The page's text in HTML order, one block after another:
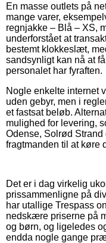
En masse outlets på
mange varer,
regnjakke – Blå – XS,
underforstået at
bestemt klokkeslæt,
sandsynligt kan nå at
personalet har fyraften.
Nogle enkelte internet
uden gebyr, men i
et fastsat beløb.
mulighed for levering,
Odense, Solrød Strand
fragtmanden til at køre
Det er i dag virkelig
prissammenligne på
har utallige Trespass
nedskære priserne på
og børn, og ligeledes
endda nogle gange